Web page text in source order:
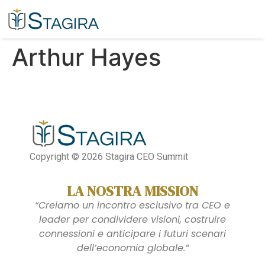
Arthur Hayes​
Copyright © 2026 Stagira CEO Summit
LA NOSTRA MISSION
“Creiamo un incontro esclusivo tra CEO e
leader per condividere visioni, costruire
connessioni e anticipare i futuri scenari
dell’economia globale.”